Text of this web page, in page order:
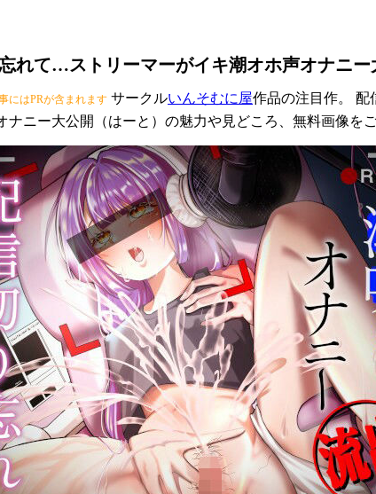
れて…ストリーマーがイキ潮オホ声オナニ
にはPRが含まれます サークルいんそむに屋作品の注目作。
ナニー大公開（はーと）の魅力や見どころ、無料画像をご